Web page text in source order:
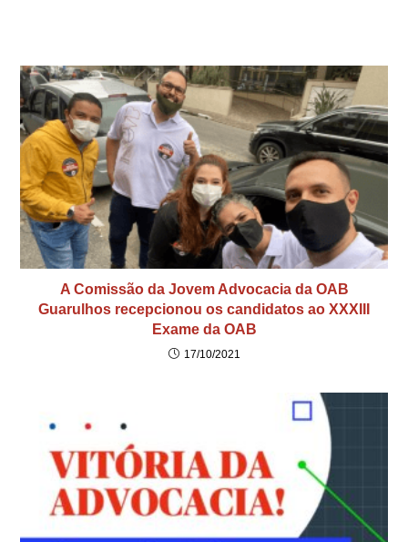
A Comissão da Jovem Advocacia da OAB
Guarulhos recepcionou os candidatos ao XXXIII
Exame da OAB
17/10/2021